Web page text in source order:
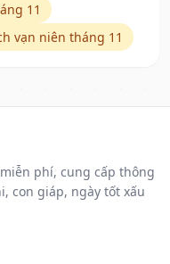
11
vạn niên tháng 11
phí, cung cấp thông
con giáp, ngày tốt xấu